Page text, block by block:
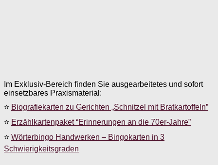
Im Exklusiv-Bereich finden Sie ausgearbeitetes und sofort
einsetzbares Praxismaterial:
⭐ Biografiekarten zu Gerichten „Schnitzel mit Bratkartoffeln”
⭐ Erzählkartenpaket “Erinnerungen an die 70er-Jahre”
⭐ Wörterbingo Handwerken – Bingokarten in 3
Schwierigkeitsgraden